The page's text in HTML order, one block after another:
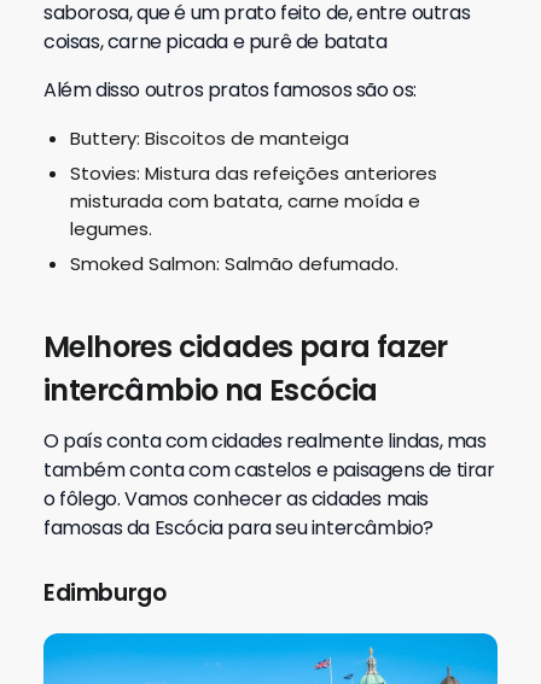
saborosa, que é um prato feito de, entre outras
coisas, carne picada e purê de batata
Além disso outros pratos famosos são os:
Buttery: Biscoitos de manteiga
Stovies: Mistura das refeições anteriores
misturada com batata, carne moída e
legumes.
Smoked Salmon: Salmão defumado.
Melhores cidades para fazer
intercâmbio na Escócia
O país conta com cidades realmente lindas, mas
também conta com castelos e paisagens de tirar
o fôlego. Vamos conhecer as cidades mais
famosas da Escócia para seu intercâmbio?
Edimburgo